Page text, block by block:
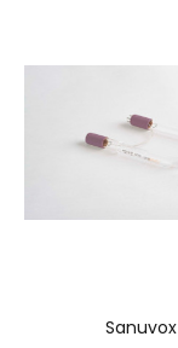
Sanuvox